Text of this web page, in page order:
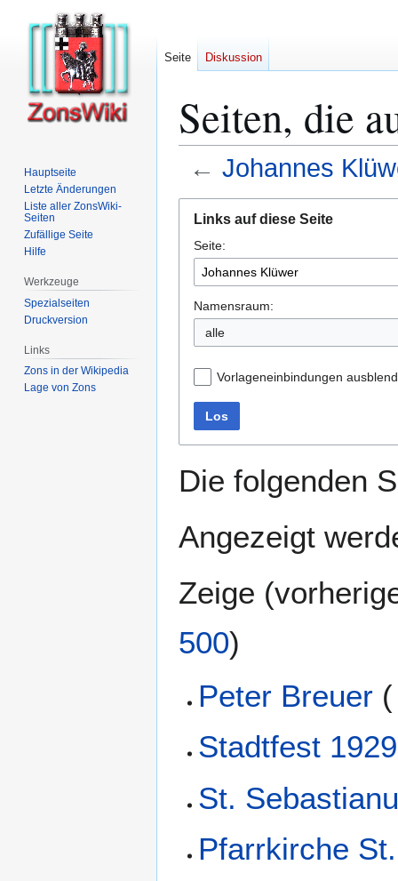
Seiten, die
← Johannes
Navigation
springen
Suche
springen
Links auf diese Seite
Seite:
Namensraum:
alle
Vorlageneinbindungen
Los
Die folgenden
Angezeigt
Zeige (
500)
Peter Breuer (
Stadtfest 1929
St.
Pfarrkirche
Seite Diskussion
Hauptseite
Letzte Änderungen
Liste aller ZonsWiki-
Seiten
Zufällige Seite
Hilfe
Werkzeuge
Spezialseiten
Druckversion
Links
Zons in der Wikipedia
Lage von Zons